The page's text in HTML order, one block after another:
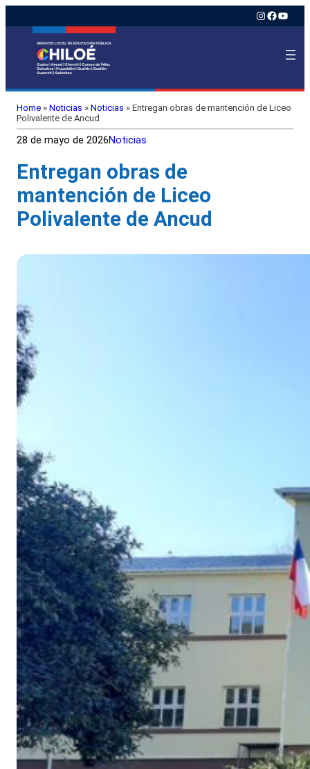
Instagram
Home » Noticias » Noticias » Entregan obras de mantención de Liceo
Polivalente de Ancud
28 de mayo de 2026Noticias
Entregan obras de
mantención de Liceo
Polivalente de Ancud